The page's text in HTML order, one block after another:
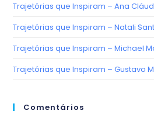
Trajetórias que Inspiram – Ana
Trajetórias que Inspiram – Natali
Trajetórias que Inspiram – Michael
Trajetórias que Inspiram – Gustavo
Comentários